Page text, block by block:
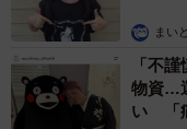
まい
「不
物資…
い 「